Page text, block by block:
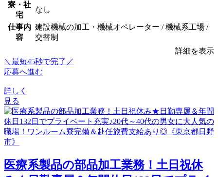
寮・社
宅
なし
仕事内
容
建設機械の加工・機械オペレーター / 機械系工場 /
交替制
詳細を表示
＼最短45秒で完了／
応募へ進む
詳しく
見る
医療系製品の部品加工業務！土日祝休